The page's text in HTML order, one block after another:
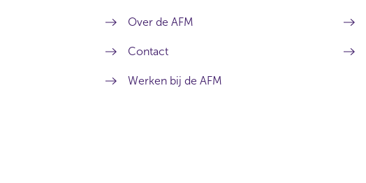
Over de AFM
Contact
Werken bij de AFM